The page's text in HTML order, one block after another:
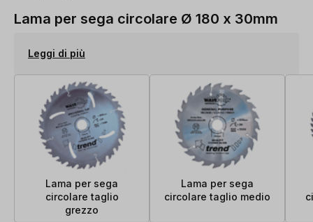
Lama per sega circolare Ø 180 x 30mm
Leggi di più
Lama per sega
circolare taglio
grezzo
Lama per sega
circolare taglio medio